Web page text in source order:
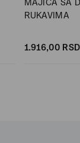
RUKAVIMA
1.916,00 RSD